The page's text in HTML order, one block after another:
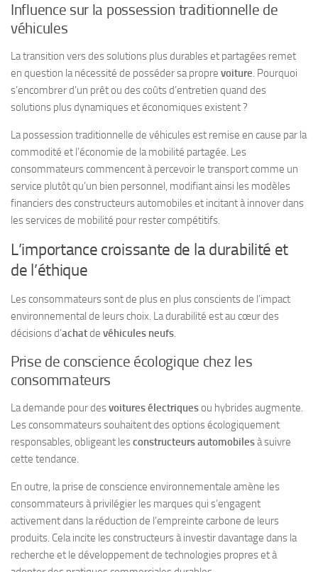
Influence sur la possession traditionnelle de
véhicules
La transition vers des solutions plus durables et partagées remet
en question la nécessité de posséder sa propre voiture. Pourquoi
s’encombrer d’un prêt ou des coûts d’entretien quand des
solutions plus dynamiques et économiques existent ?
La possession traditionnelle de véhicules est remise en cause par la
commodité et l’économie de la mobilité partagée. Les
consommateurs commencent à percevoir le transport comme un
service plutôt qu’un bien personnel, modifiant ainsi les modèles
financiers des constructeurs automobiles et incitant à innover dans
les services de mobilité pour rester compétitifs.
L’importance croissante de la durabilité et
de l’éthique
Les consommateurs sont de plus en plus conscients de l’impact
environnemental de leurs choix. La durabilité est au cœur des
décisions d’achatde véhicules neufs.
Prise de conscience écologique chez les
consommateurs
La demande pour desvoitures électriquesou hybrides augmente.
Les consommateurs souhaitent des options écologiquement
responsables, obligeant lesconstructeurs automobilesà suivre
cette tendance.
En outre, la prise de conscience environnementale amène les
consommateurs à privilégier les marques qui s’engagent
activement dans la réduction de l’empreinte carbone de leurs
produits. Cela incite les constructeurs à investir davantage dans la
recherche et le développement de technologies propres et à